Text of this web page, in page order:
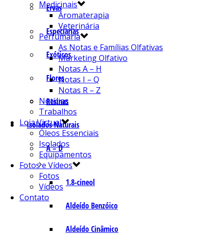
Ervas
Especiarias
Exóticos
Flores
Resinas
Isolados Naturais
A – D
1.8-cineol
Aldeído Benzóico
Aldeído Cinâmico
Medicinais
Aromaterapia
Veterinária
Perfumaria
As Notas e Famílias Olfativas
Marketing Olfativo
Notas A – H
Notas I – Q
Notas R – Z
Notícias
Trabalhos
Loja Virtual
Óleos Essenciais
Isolados
Equipamentos
Fotos e Vídeos
Fotos
Vídeos
Contato